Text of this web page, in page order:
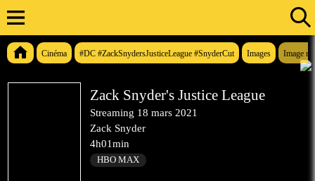
Cinéma #DC #ZackSnydersJusticeLeague #SnyderCut Images Image
Zack Snyder's Justice League
Streaming 18 mars 2021
Zack Snyder
4h01min
HBO MAX